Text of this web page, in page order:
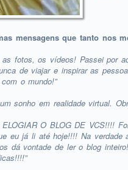
mensagens que tanto nos
fotos, os vídeos! Passei por
de viajar e inspirar as
o mundo!”
sonho em realidade virtual.
O BLOG DE VCS!!!!
eu já li até hoje!!!! Na verdade
dá vontade de ler o blog